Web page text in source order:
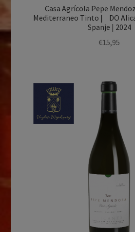
Casa Agrícola Pepe
Mediterraneo Tinto | DO
Spanje | 2024
€15,95